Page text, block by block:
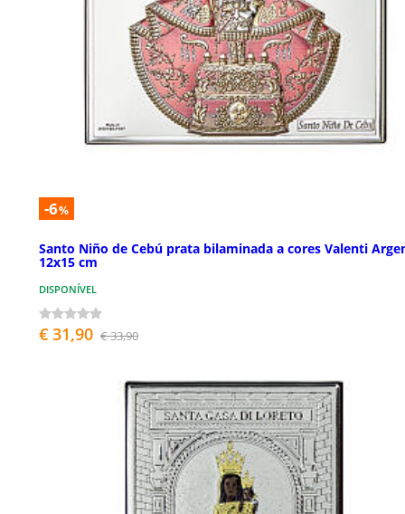
-6%
Santo Niño de Cebú prata bilaminada a cores Valenti
12x15 cm
DISPONÍVEL
€ 31,90 € 33,90